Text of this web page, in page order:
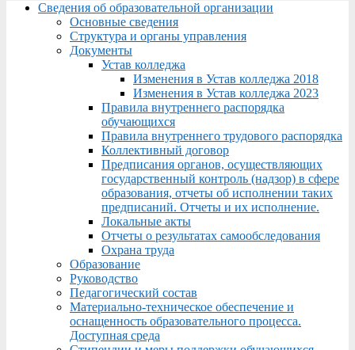
Menu
Сведения об образовательной организации
Основные сведения
Структура и органы управления
Документы
Устав колледжа
Изменения в Устав колледжа 2018
Изменения в Устав колледжа 2023
Правила внутреннего распорядка
обучающихся
Правила внутреннего трудового распорядка
Коллективный договор
Предписания органов, осуществляющих
государственный контроль (надзор) в сфере
образования, отчеты об исполнении таких
предписаний. Отчеты и их исполнение.
Локальные акты
Отчеты о результатах самообследования
Охрана труда
Образование
Руководство
Педагогический состав
Материально-техническое обеспечение и
оснащенность образовательного процесса.
Доступная среда